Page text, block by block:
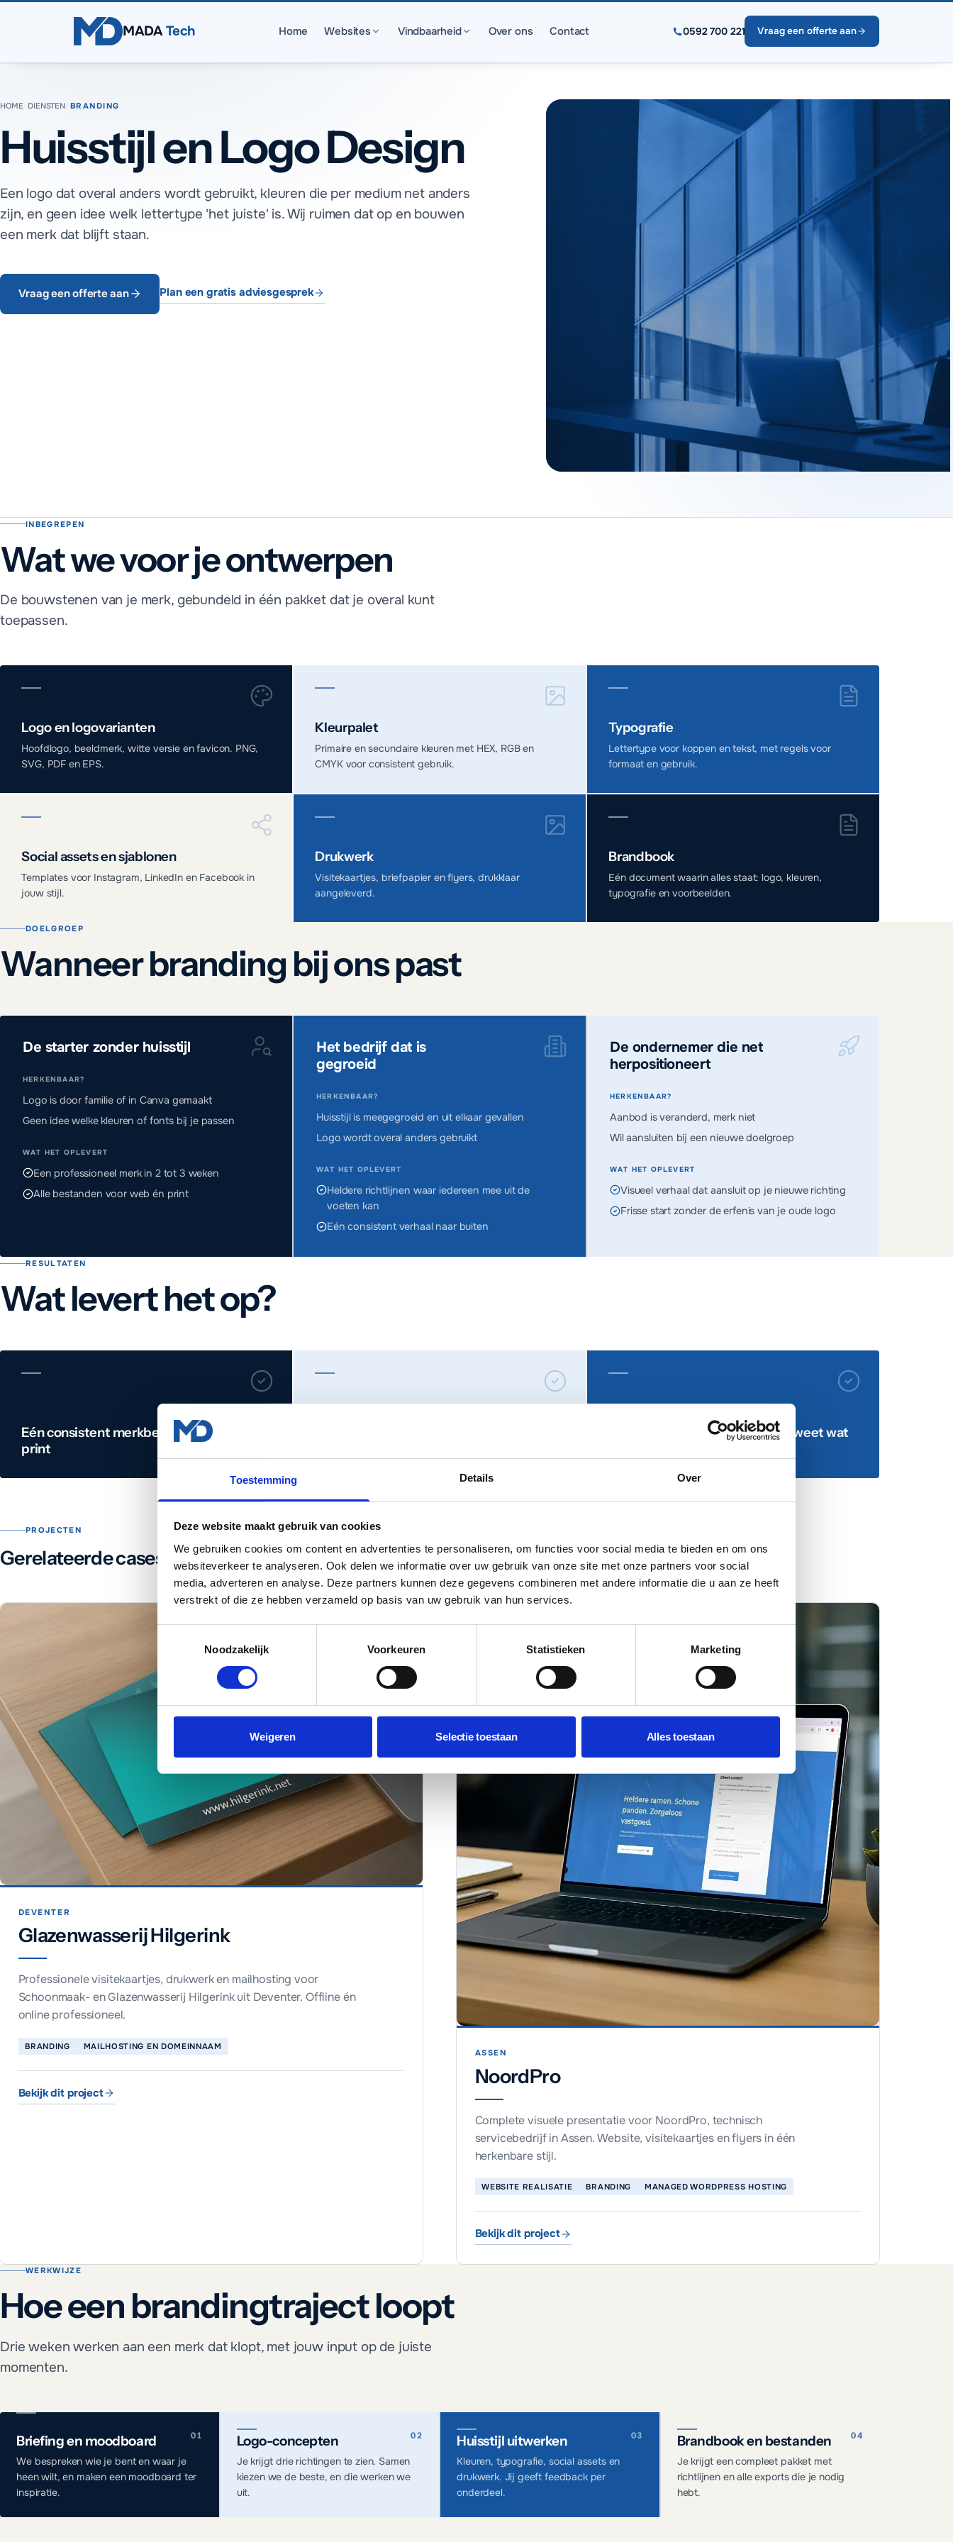
Toestemming Details Over
Deze website maakt gebruik van cookies
We gebruiken cookies om content en advertenties te personaliseren, om functies voor social media te bieden en om ons
websiteverkeer te analyseren. Ook delen we informatie over uw gebruik van onze site met onze partners voor social
media, adverteren en analyse. Deze partners kunnen deze gegevens combineren met andere informatie die u aan ze heeft
verstrekt of die ze hebben verzameld op basis van uw gebruik van hun services.
Noodzakelijk
Voorkeuren Statistieken Marketing
Weigeren Selectie toestaan Alles toestaan
MADATech Home Websites Vindbaarheid Over ons Contact 0592 700 221 Vraag een offerte aan
HOME/ DIENSTEN/ BRANDING
Huisstijl en Logo Design
Een logo dat overal anders wordt gebruikt, kleuren die per medium net anders
zijn, en geen idee welk lettertype 'het juiste' is. Wij ruimen dat op en bouwen
een merk dat blijft staan.
Vraag een offerte aan Plan een gratis adviesgesprek
Wat kost een logo of huisstijl?
antwoord
logo begint bij €399, een huisstijl bij €999 en een volledig merkpakket bij €2499 (ex. btw). Je krijgt de bestanden in alle formaten aangeleverd, inclusief richtlijnen voor kleur en
INBEGREPEN
Wat we voor je ontwerpen
De bouwstenen van je merk, gebundeld in één pakket dat je overal kunt
toepassen.
Logo en logovarianten
Hoofdlogo, beeldmerk, witte versie en favicon. PNG,
SVG, PDF en EPS.
Kleurpalet
Primaire en secundaire kleuren met HEX, RGB en
CMYK voor consistent gebruik.
Typografie
Lettertype voor koppen en tekst, met regels voor
formaat en gebruik.
Social assets en sjablonen
Templates voor Instagram, LinkedIn en Facebook in
jouw stijl.
Drukwerk
Visitekaartjes, briefpapier en flyers, drukklaar
aangeleverd.
Brandbook
Eén document waarin alles staat: logo, kleuren,
typografie en voorbeelden.
DOELGROEP
Wanneer branding bij ons past
De starter zonder huisstijl
HERKENBAAR?
Logo is door familie of in Canva gemaakt
Geen idee welke kleuren of fonts bij je passen
WAT HET OPLEVERT
Een professioneel merk in 2 tot 3 weken
Alle bestanden voor web én print
Het bedrijf dat is
gegroeid
HERKENBAAR?
Huisstijl is meegegroeid en uit elkaar gevallen
Logo wordt overal anders gebruikt
WAT HET OPLEVERT
Heldere richtlijnen waar iedereen mee uit de
voeten kan
Eén consistent verhaal naar buiten
De ondernemer die net
herpositioneert
HERKENBAAR?
Aanbod is veranderd, merk niet
Wil aansluiten bij een nieuwe doelgroep
WAT HET OPLEVERT
Visueel verhaal dat aansluit op je nieuwe richting
Frisse start zonder de erfenis van je oude logo
RESULTATEN
Wat levert het op?
Eén consistent merkbeeld online en op
print
Een team dat zonder discussie weet wat
PROJECTEN
Gerelateerde cases
DEVENTER
Glazenwasserij Hilgerink
Professionele visitekaartjes, drukwerk en mailhosting voor
Schoonmaak- en Glazenwasserij Hilgerink uit Deventer. Offline én
online professioneel.
BRANDING MAILHOSTING EN DOMEINNAAM
Bekijk dit project
Glazenwasserij Hilgerink
ASSEN
NoordPro
Complete visuele presentatie voor NoordPro, technisch
servicebedrijf in Assen. Website, visitekaartjes en flyers in één
herkenbare stijl.
WEBSITE REALISATIE BRANDING MANAGED WORDPRESS HOSTING
Bekijk dit project
NoordPro
WERKWIJZE
Hoe een brandingtraject loopt
Drie weken werken aan een merk dat klopt, met jouw input op de juiste
momenten.
Briefing en moodboard
We bespreken wie je bent en waar je
heen wilt, en maken een moodboard ter
inspiratie.
Logo-concepten
Je krijgt drie richtingen te zien. Samen
kiezen we de beste, en die werken we
uit.
Huisstijl uitwerken
Kleuren, typografie, social assets en
drukwerk. Jij geeft feedback per
onderdeel.
Brandbook en bestanden
Je krijgt een compleet pakket met
richtlijnen en alle exports die je nodig
hebt.